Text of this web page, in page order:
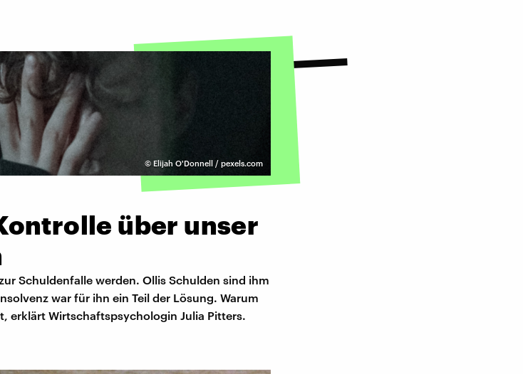
© Elijah O'Donnell / pexels.com
über unser
Schuldenfalle werden. Ollis Schulden sind ihm
war für ihn ein Teil der Lösung. Warum
erklärt Wirtschaftspsychologin Julia Pitters.